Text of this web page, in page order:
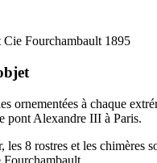
Cie Fourchambault 1895
ornementées à chaque
pont Alexandre III à Paris.
les 8 rostres et les chimères
Fourchambault